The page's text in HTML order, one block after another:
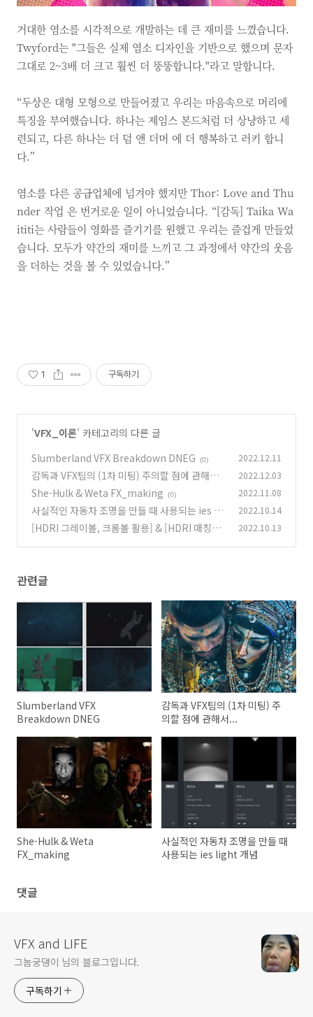
거대한 염소를 시각적으로 개발하는 데 큰 재미를 느꼈습니다.
Twyford는 "그들은 실제 염소 디자인을 기반으로 했으며 문자
그대로 2~3배 더 크고 훨씬 더 뚱뚱합니다."라고 말합니다.
“두상은 대형 모형으로 만들어졌고 우리는 마음속으로 머리에
특징을 부여했습니다. 하나는 제임스 본드처럼 더 상냥하고 세
련되고, 다른 하나는 더 덤 앤 더머 에 더 행복하고 러키 합니
다.”
염소를 다른 공급업체에 넘겨야 했지만 Thor: Love and Thu
nder 작업 은 번거로운 일이 아니었습니다. “[감독] Taika Wa
ititi는 사람들이 영화를 즐기기를 원했고 우리는 즐겁게 만들었
습니다. 모두가 약간의 재미를 느끼고 그 과정에서 약간의 웃음
을 더하는 것을 볼 수 있었습니다.”
1 구독하기
'VFX_이론' 카테고리의 다른 글
Slumberland VFX Breakdown DNEG
(0) 2022.12.11
감독과 VFX팀의 (1차 미팅) 주의할 점에 관해
서...
(0)
2022.12.03
She-Hulk & Weta FX_making (0) 2022.11.08
사실적인 자동차 조명을 만들 때 사용되는 ies lig
ht 개념
(0)
2022.10.14
[HDRI 그레이볼, 크롬볼 활용] & [HDRI 매칭의
2022.10.13
관련글
Slumberland VFX
Breakdown DNEG
감독과 VFX팀의 (1차 미팅) 주
의할 점에 관해서...
She-Hulk & Weta
FX_making
사실적인 자동차 조명을 만들 때
사용되는 ies light 개념
댓글
VFX and LIFE
그놈궁댕이 님의 블로그입니다.
구독하기